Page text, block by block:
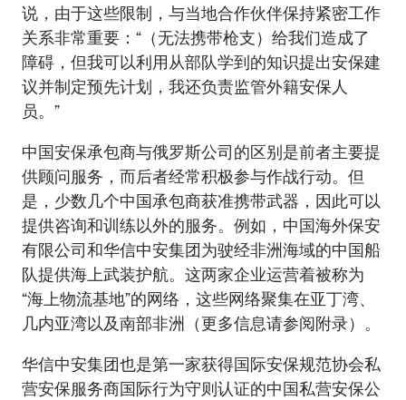
说，由于这些限制，与当地合作伙伴保持紧密工作
关系非常重要：“（无法携带枪支）给我们造成了
障碍，但我可以利用从部队学到的知识提出安保建
议并制定预先计划，我还负责监管外籍安保人
员。”
中国安保承包商与俄罗斯公司的区别是前者主要提
供顾问服务，而后者经常积极参与作战行动。但
是，少数几个中国承包商获准携带武器，因此可以
提供咨询和训练以外的服务。例如，中国海外保安
有限公司和华信中安集团为驶经非洲海域的中国船
队提供海上武装护航。这两家企业运营着被称为
“海上物流基地”的网络，这些网络聚集在亚丁湾、
几内亚湾以及南部非洲（更多信息请参阅附录）。
华信中安集团也是第一家获得国际安保规范协会私
营安保服务商国际行为守则认证的中国私营安保公